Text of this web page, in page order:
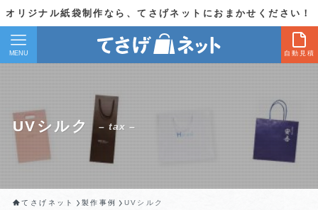
オリジナル紙袋制作なら、てさげネットにおまかせください！
自動見積
MENU
UVシルク – tax –
てさげネット 製作事例 UVシルク